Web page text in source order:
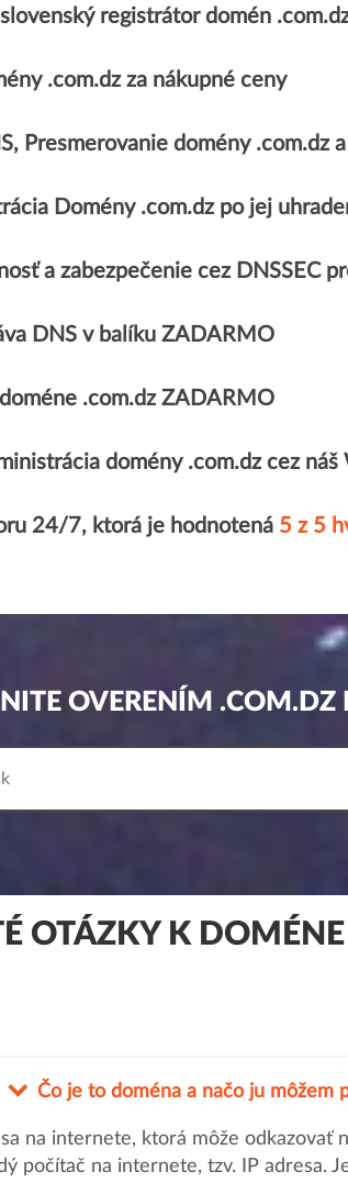
registrátor domén
.com.dz za nákupné ceny
Presmerovanie domény .com.dz
Domény .com.dz po jej
a zabezpečenie cez DNSSEC
DNS v balíku ZADARMO
.com.dz ZADARMO
domény .com.dz cez náš
24/7, ktorá je hodnotená 5 z 5
OVERENÍM .COM.DZ
OTÁZKY K
Čo je to doména a načo ju môžem
na internete, ktorá môže odkazovať
počítač na internete, tzv. IP adresa.